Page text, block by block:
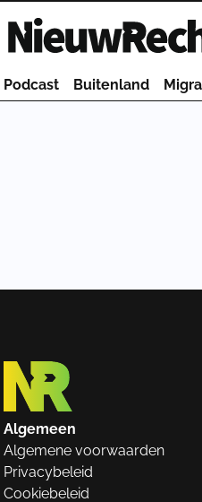
Homepage van NieuwRechts
Podcast Buitenland
Algemeen
Algemene voorwaarden
Privacybeleid
Cookiebeleid